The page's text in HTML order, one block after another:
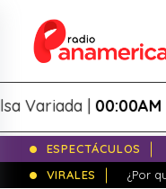
|00:00AM -
ESPECTÁCULOS
VIRALES
¿Por